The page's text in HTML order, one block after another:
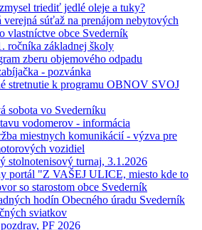
triediť jedlé oleje a tuky?
verejná súťaž na prenájom nebytových
vlastníctve obce Svederník
ročníka základnej školy
zberu objemového odpadu
- pozvánka
stretnutie k programu OBNOV SVOJ
sobota vo Svederníku
vodomerov - informácia
miestnych komunikácií - výzva pre
vozidiel
stolnotenisový turnaj, 3.1.2026
portál "Z VAŠEJ ULICE, miesto kde to
so starostom obce Svederník
hodín Obecného úradu Svederník
sviatkov
PF 2026